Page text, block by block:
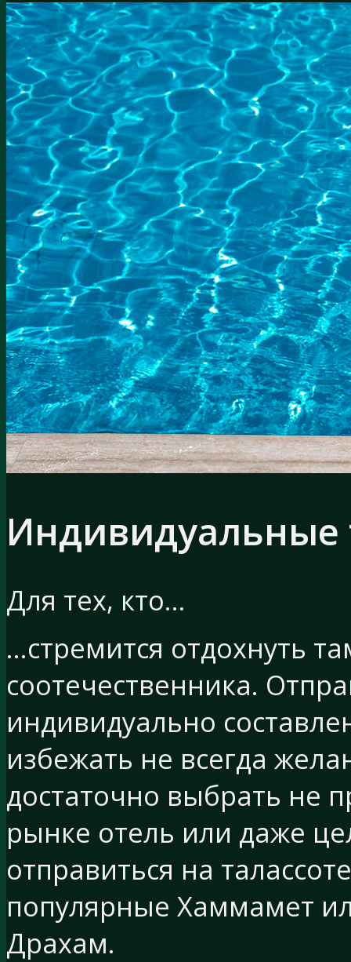
Индивидуальные
Для тех, кто…
…стремится отдохнуть
соотечественника.
индивидуально
избежать не всегда
достаточно выбрать не
рынке отель или даже
отправиться на
популярные Хаммамет
Драхам.